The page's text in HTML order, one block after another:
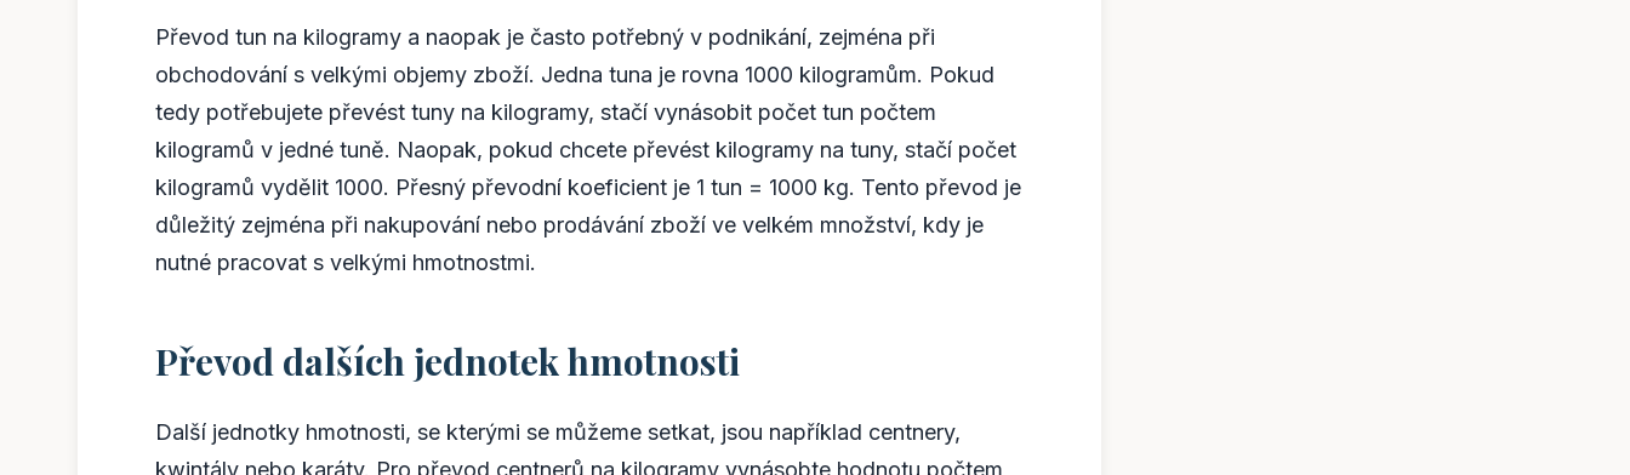
Převod tun na kilogramy a naopak je často potřebný v podnikání, zejména při
obchodování s velkými objemy zboží. Jedna tuna je rovna 1000 kilogramům. Pokud
tedy potřebujete převést tuny na kilogramy, stačí vynásobit počet tun počtem
kilogramů v jedné tuně. Naopak, pokud chcete převést kilogramy na tuny, stačí počet
kilogramů vydělit 1000. Přesný převodní koeficient je 1 tun = 1000 kg. Tento převod je
důležitý zejména při nakupování nebo prodávání zboží ve velkém množství, kdy je
nutné pracovat s velkými hmotnostmi.
Převod dalších jednotek hmotnosti
Další jednotky hmotnosti, se kterými se můžeme setkat, jsou například centnery,
kwintály nebo karáty. Pro převod centnerů na kilogramy vynásobte hodnotu počtem